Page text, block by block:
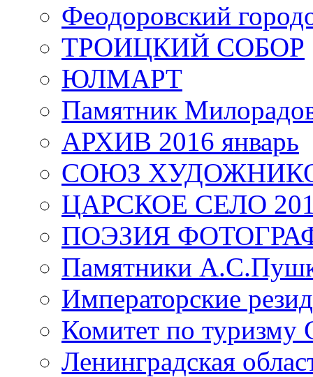
Феодоровский
ТРОИЦКИЙ СОБОР
ЮЛМАРТ
Памятник
АРХИВ 2016 январь
СОЮЗ
ЦАРСКОЕ СЕЛО
ПОЭЗИЯ
Памятники
Императорские
Комитет по туризму
Ленинградская